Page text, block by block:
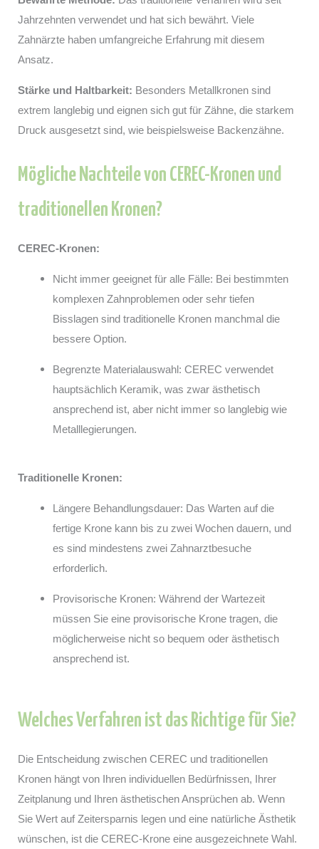
Jahrzehnten verwendet und hat sich bewährt. Viele
Zahnärzte haben umfangreiche Erfahrung mit diesem
Ansatz.
Stärke und Haltbarkeit: Besonders Metallkronen sind
extrem langlebig und eignen sich gut für Zähne, die starkem
Druck ausgesetzt sind, wie beispielsweise Backenzähne.
Mögliche Nachteile von CEREC-Kronen und
traditionellen Kronen?
CEREC-Kronen:
Nicht immer geeignet für alle Fälle: Bei bestimmten
komplexen Zahnproblemen oder sehr tiefen
Bisslagen sind traditionelle Kronen manchmal die
bessere Option.
Begrenzte Materialauswahl: CEREC verwendet
hauptsächlich Keramik, was zwar ästhetisch
ansprechend ist, aber nicht immer so langlebig wie
Metalllegierungen.
Traditionelle Kronen:
Längere Behandlungsdauer: Das Warten auf die
fertige Krone kann bis zu zwei Wochen dauern, und
es sind mindestens zwei Zahnarztbesuche
erforderlich.
Provisorische Kronen: Während der Wartezeit
müssen Sie eine provisorische Krone tragen, die
möglicherweise nicht so bequem oder ästhetisch
ansprechend ist.
Welches Verfahren ist das Richtige für Sie?
Die Entscheidung zwischen CEREC und traditionellen
Kronen hängt von Ihren individuellen Bedürfnissen, Ihrer
Zeitplanung und Ihren ästhetischen Ansprüchen ab. Wenn
Sie Wert auf Zeitersparnis legen und eine natürliche Ästhetik
wünschen, ist die CEREC-Krone eine ausgezeichnete Wahl.